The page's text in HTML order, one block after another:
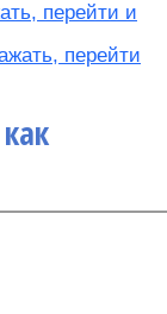
перейти и
перейти